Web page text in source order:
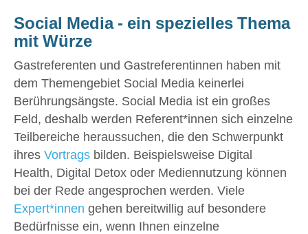
Social Media - ein spezielles Thema
mit Würze
Gastreferenten und Gastreferentinnen haben mit
dem Themengebiet Social Media keinerlei
Berührungsängste. Social Media ist ein großes
Feld, deshalb werden Referent*innen sich einzelne
Teilbereiche heraussuchen, die den Schwerpunkt
ihres Vortrags bilden. Beispielsweise Digital
Health, Digital Detox oder Mediennutzung können
bei der Rede angesprochen werden. Viele
Expert*innen gehen bereitwillig auf besondere
Bedürfnisse ein, wenn Ihnen einzelne